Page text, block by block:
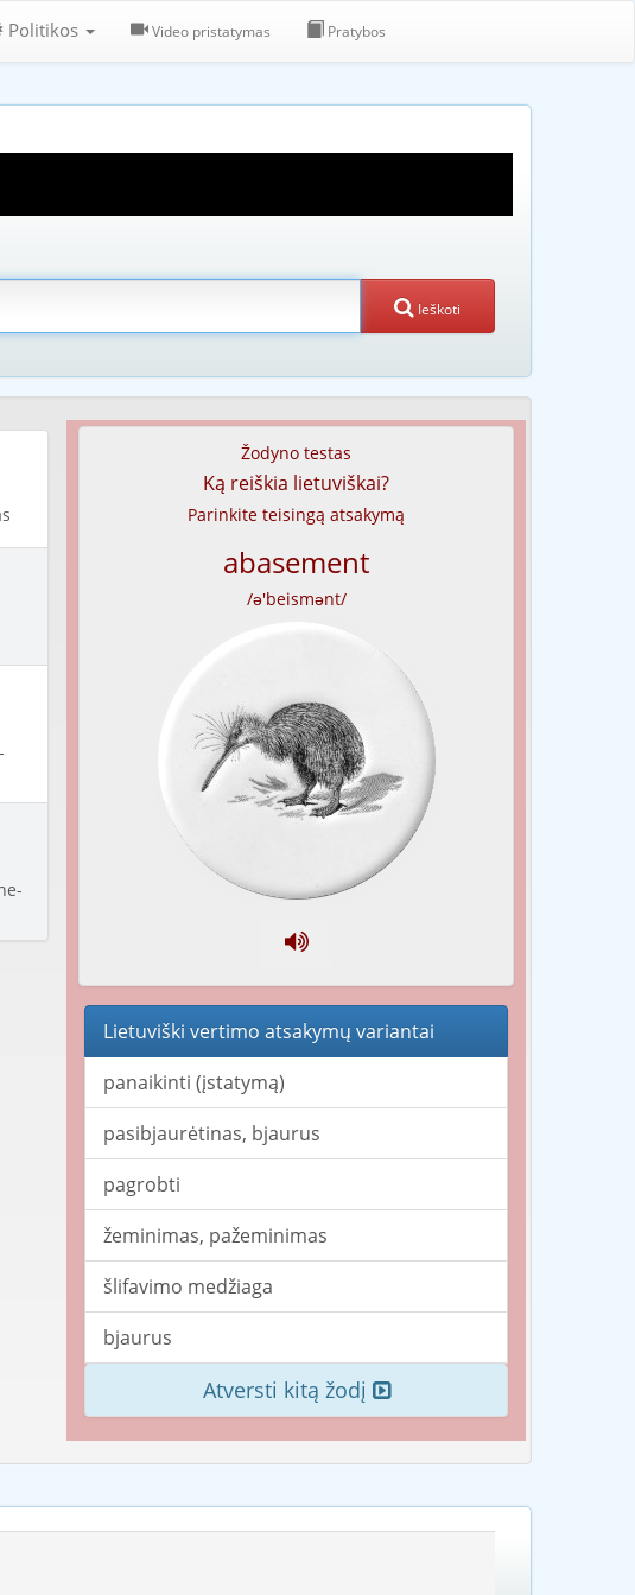
Politikos Video pristatymas Pratybos
Ieškoti
Žodyno testas
Ką reiškia lietuviškai?
Parinkite teisingą atsakymą
abasement
/ə'beismənt/
Lietuviški vertimo atsakymų variantai
panaikinti (įstatymą)
pasibjaurėtinas, bjaurus
pagrobti
žeminimas, pažeminimas
šlifavimo medžiaga
bjaurus
Atversti kitą žodį